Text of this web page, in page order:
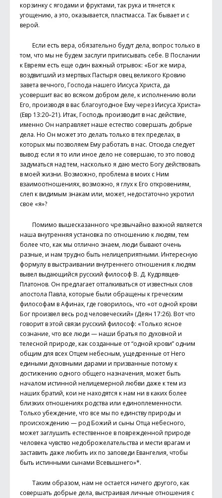
корзинку с ягодами и фруктами, так рука и тянется к
угощению, а это, оказывается, пластмасса. Так бывает и с
верой.
Если есть вера, обязательно будут дела, вопрос только в
том, что мы не будем заслуги приписывать себе. В Послании
к Евреям есть еще один важный отрывок: «Бог же мира,
воздвигший из мертвых Пастыря овец великого Кровию
завета вечного, Господа нашего Иисуса Христа, да
усовершит вас во всяком добром деле, к исполнению воли
Его, производя в вас благоугодное Ему через Иисуса Христа»
(Евр 13:20–21). Итак, Господь производит в нас действие,
именно Он направляет наше естество совершать добрые
дела. Но Он может это делать только в тех пределах, в
которых мы позволяем Ему работать в нас. Отсюда следует
вывод: если я то или иное дело не совершаю, то это повод
задуматься над тем, насколько я даю место Богу действовать
в моей жизни. Возможно, проблема в моих с Ним
взаимоотношениях, возможно, я глух к Его откровениям,
слеп к видимым знакам или, может, недостаточно укротил
свое «я»?
Помимо вышесказанного чрезвычайно важной является
наша внутренняя установка по отношению к людям, тем
более что, как мы отлично знаем, люди бывают очень
разные, и нам трудно быть нелицеприятными. Интересную
формулу в выстраивании внутреннего отношения к людям
вывел выдающийся русский философ В. Д. Кудрявцев-
Платонов. Он предлагает отталкиваться от известных слов
апостола Павла, которые были обращены к греческим
философам в Афинах, где говорилось, что «от одной крови
Бог произвел весь род человеческий» (Деян 17:26). Вот что
говорит в этой связи русский философ: «Только ясное
сознание, что все люди — наши братья по духовной и
телесной природе, как созданные от “одной крови” одним
общим для всех Отцем небесным, ущедренные от Него
едиными духовными дарами и призванные потому к
достижению одного общего назначения, может быть
началом истинной нелицемерной любви даже к тем из
наших братий, кои не находятся к нам ни в каких более
близких отношениях родства или единоплеменности.
Только убеждение, что все мы по единству природы и
происхождению — род Божий и сыны Отца небесного,
может заглушить естественное в поврежденной природе
человека чувство недоброжелательства и мести врагам и
заставить даже любить их по заповеди Евангелия, чтобы
быть истинными сынами Всевышнего»*.
Таким образом, нам не остается ничего другого, как
совершать добрые дела, выстраивая личные отношения с